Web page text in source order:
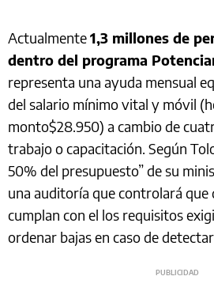
Actualmente1,3 millones de
dentro del programa
representa una ayuda mensual
del salario mínimo vital y móvil
monto$28.950) a cambio de
trabajo o capacitación. Según
50% del presupuesto” de su
una auditoría que controlará que
cumplan con el los requisitos
ordenar bajas en caso de